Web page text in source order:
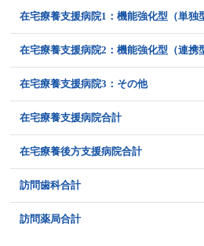
在宅療養支援病院1：機能強化型（単独
在宅療養支援病院2：機能強化型（連携
在宅療養支援病院3：その他
在宅療養支援病院合計
在宅療養後方支援病院合計
訪問歯科合計
訪問薬局合計